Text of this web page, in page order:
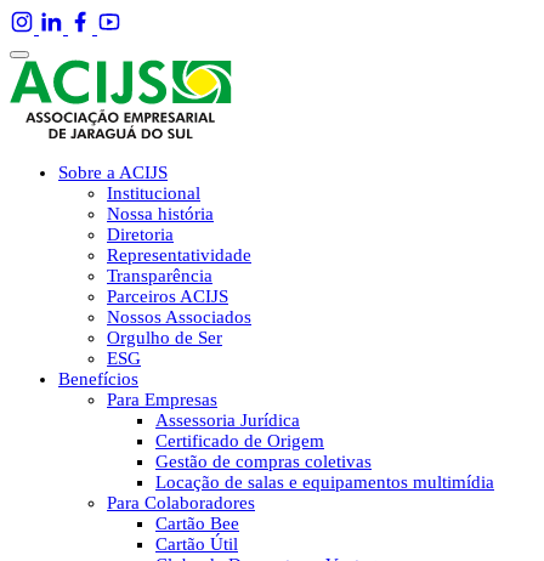
Sobre a ACIJS
Institucional
Nossa história
Diretoria
Representatividade
Transparência
Parceiros ACIJS
Nossos Associados
Orgulho de Ser
ESG
Benefícios
Para Empresas
Assessoria Jurídica
Certificado de Origem
Gestão de compras coletivas
Locação de salas e equipamentos multimídia
Para Colaboradores
Cartão Bee
Cartão Útil